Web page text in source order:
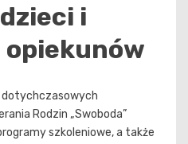
i
opiekunów
dotychczasowych
Rodzin „Swoboda”
szkoleniowe, a także